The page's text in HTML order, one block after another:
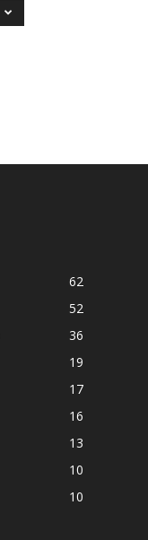
62
52
36
19
17
16
13
10
10